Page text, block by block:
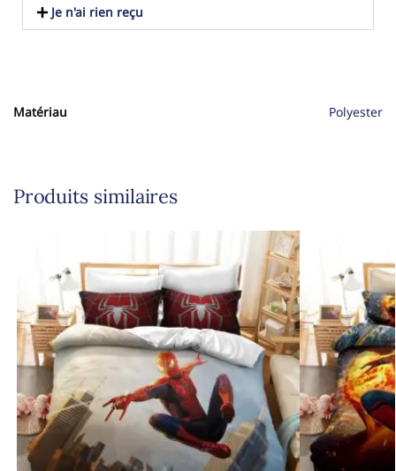
Je n'ai rien reçu
Matériau Polyester
Produits similaires